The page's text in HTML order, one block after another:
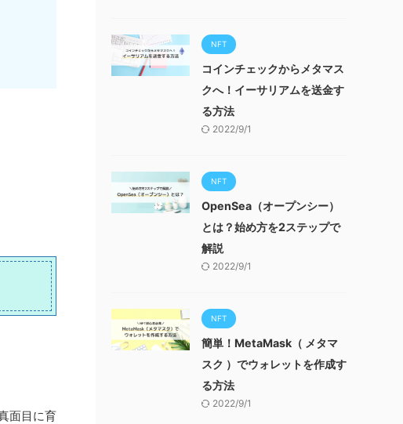
面目に育
NFT
コインチェックからメタマス
クへ！イーサリアムを送金す
る方法
2022/9/1
NFT
OpenSea（オープンシー）
とは？始め方を2ステップで
解説
2022/9/1
NFT
簡単！MetaMask（ メタマ
スク ）でウォレットを作成す
る方法
2022/9/1